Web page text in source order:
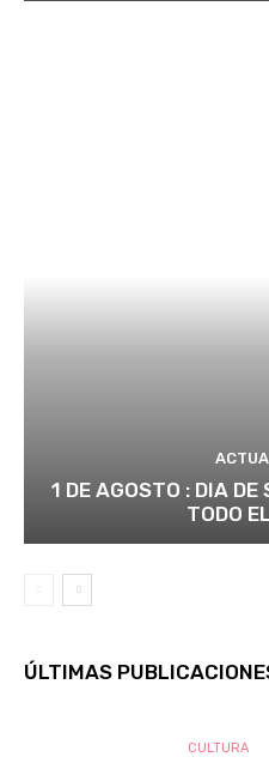
1 DE AGOSTO : DIA
TODO
ÚLTIMAS
CULTURA